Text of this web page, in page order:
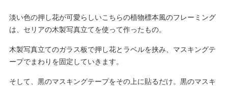
淡い色の押し花が可愛らしいこちらの植物標本風のフレーミング
は、セリアの木製写真立てを使って作ったもの。
木製写真立てのガラス板で押し花とラベルを挟み、マスキングテ
ープでまわりを固定していきます。
そして、黒のマスキングテープをその上に貼るだけ。黒のマスキ